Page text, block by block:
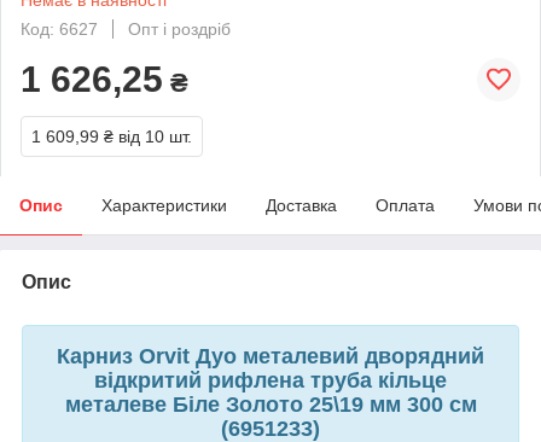
Код: 6627
Опт і роздріб
1 626,25 ₴
1 609,99 ₴ від 10 шт.
Опис Характеристики Доставка Оплата Умови
Опис
Карниз Orvit Дуо металевий дворядний
відкритий рифлена труба кільце
металеве Біле Золото 25\19 мм 300 см
(6951233)